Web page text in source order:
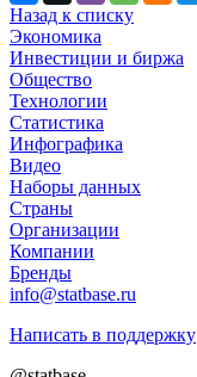
Назад к списку
Экономика
Инвестиции и биржа
Общество
Технологии
Cтатистика
Инфографика
Видео
Наборы данных
Страны
Организации
Компании
Бренды
info@statbase.ru
Написать в поддержку